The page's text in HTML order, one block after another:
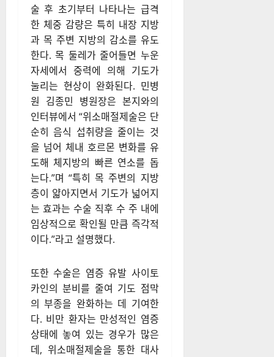
술 후 초기부터 나타나는 급격
한 체중 감량은 특히 내장 지방
과 목 주변 지방의 감소를 유도
한다. 목 둘레가 줄어들면 누운
자세에서 중력에 의해 기도가
눌리는 현상이 완화된다. 민병
원 김종민 병원장은 본지와의
인터뷰에서 “위소매절제술은 단
순히 음식 섭취량을 줄이는 것
을 넘어 체내 호르몬 변화를 유
도해 체지방의 빠른 연소를 돕
는다.”며 “특히 목 주변의 지방
층이 얇아지면서 기도가 넓어지
는 효과는 수술 직후 수 주 내에
임상적으로 확인될 만큼 즉각적
이다.”라고 설명했다.
또한 수술은 염증 유발 사이토
카인의 분비를 줄여 기도 점막
의 부종을 완화하는 데 기여한
다. 비만 환자는 만성적인 염증
상태에 놓여 있는 경우가 많은
데, 위소매절제술을 통한 대사